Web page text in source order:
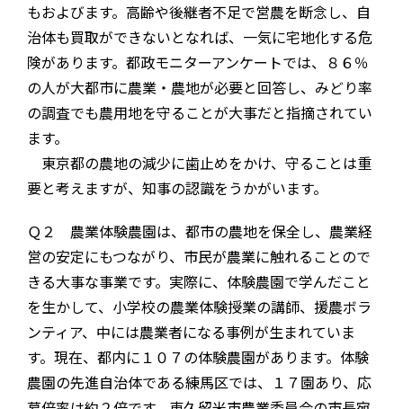
もおよびます。高齢や後継者不足で営農を断念し、自
治体も買取ができないとなれば、一気に宅地化する危
険があります。都政モニターアンケートでは、８６％
の人が大都市に農業・農地が必要と回答し、みどり率
の調査でも農用地を守ることが大事だと指摘されてい
ます。
東京都の農地の減少に歯止めをかけ、守ることは重
要と考えますが、知事の認識をうかがいます。
Ｑ２ 農業体験農園は、都市の農地を保全し、農業経
営の安定にもつながり、市民が農業に触れることので
きる大事な事業です。実際に、体験農園で学んだこと
を生かして、小学校の農業体験授業の講師、援農ボラ
ンティア、中には農業者になる事例が生まれていま
す。現在、都内に１０７の体験農園があります。体験
農園の先進自治体である練馬区では、１７園あり、応